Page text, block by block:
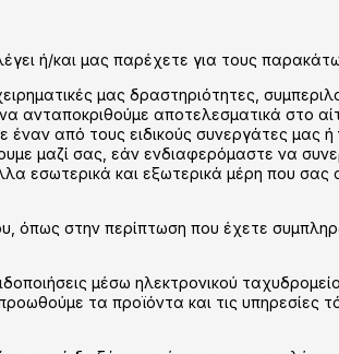
ή/και μας παρέχετε για τους
μας δραστηριότητες,
αποτελεσματικά στο
από τους ειδικούς συνεργάτες μας
μαζί σας, εάν ενδιαφερόμαστε να
εσωτερικά και εξωτερικά μέρη που
όπως στην περίπτωση που έχετε
μέσω ηλεκτρονικού
τα προϊόντα και τις υπηρεσίες